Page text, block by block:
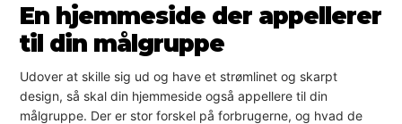
En hjemmeside der appellerer
til din målgruppe
Udover at skille sig ud og have et strømlinet og skarpt
design, så skal din hjemmeside også appellere til din
målgruppe. Der er stor forskel på forbrugerne, og hvad de